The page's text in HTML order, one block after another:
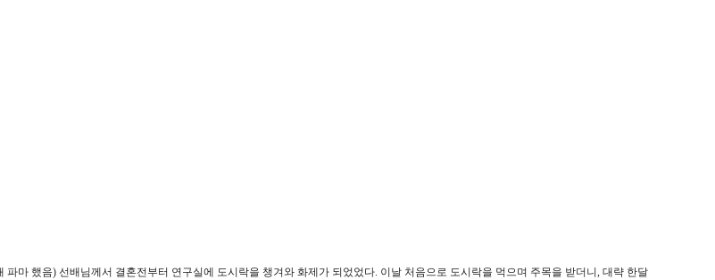
마 했음) 선배님께서 결혼전부터 연구실에 도시락을 챙겨와 화제가 되었었다. 이날 처음으로 도시락을 먹으며 주목을 받더니, 대략 한달